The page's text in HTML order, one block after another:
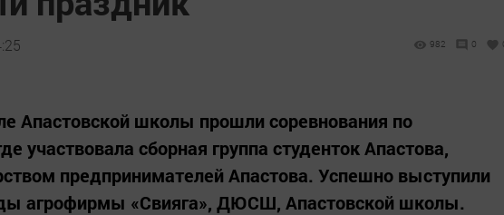
982 0
Апастовской школы прошли соревнования по
участвовала сборная группа студенток Апастова,
предпринимателей Апастова. Успешно выступили
агрофирмы «Свияга», ДЮСШ, Апастовской школы.